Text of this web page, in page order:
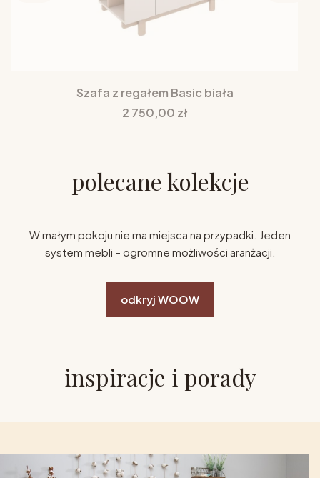
Szafa z regałem Basic biała
Cena
2 750,00 zł
polecane kolekcje
W małym pokoju nie ma miejsca na przypadki. Jeden
system mebli – ogromne możliwości aranżacji.
odkryj WOOW
inspiracje i porady